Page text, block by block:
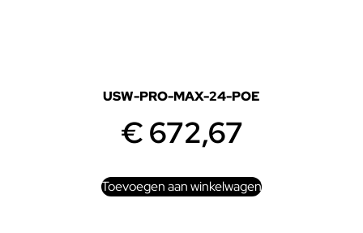
USW-PRO-MAX-24-POE
€672,67
Toevoegen aan winkelwagen